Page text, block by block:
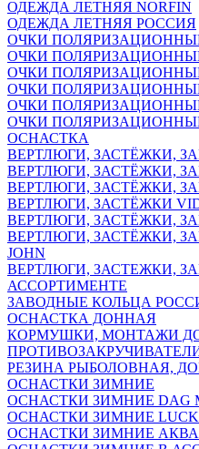
ОДЕЖДА ЛЕТНЯЯ NORFIN
ОДЕЖДА ЛЕТНЯЯ РОССИЯ
ОЧКИ
ОЧКИ ПОЛЯРИЗАЦИОННЫЕ
ОЧКИ ПОЛЯРИЗАЦИОННЫЕ
ОЧКИ
ОЧКИ
ОЧКИ
ОСНАСТКА
ВЕРТЛЮГИ, ЗАСТЁЖКИ,
ВЕРТЛЮГИ, ЗАСТЁЖКИ,
ВЕРТЛЮГИ, ЗАСТЁЖКИ,
ВЕРТЛЮГИ, ЗАСТЁЖКИ
ВЕРТЛЮГИ, ЗАСТЁЖКИ,
ВЕРТЛЮГИ, ЗАСТЁЖКИ,
JOHN
ВЕРТЛЮГИ, ЗАСТЕЖКИ,
АССОРТИМЕНТЕ
ЗАВОДНЫЕ КОЛЬЦА
ОСНАСТКА ДОННАЯ
КОРМУШКИ, МОНТАЖИ
РЕЗИНА РЫБОЛОВНАЯ,
ОСНАСТКИ ЗИМНИЕ
ОСНАСТКИ ЗИМНИЕ DAG
ОСНАСТКИ ЗИМНИЕ
ОСНАСТКИ ЗИМНИЕ АКВА